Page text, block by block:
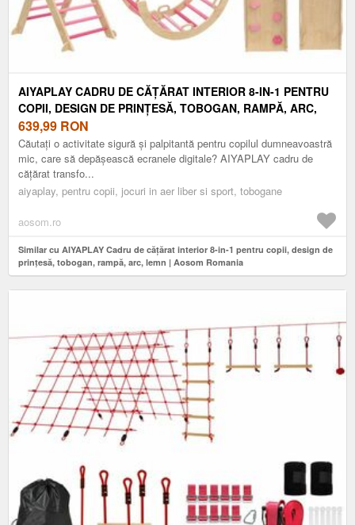
AIYAPLAY CADRU DE CĂȚĂRAT INTERIOR 8-IN-1 PENTRU
COPII, DESIGN DE PRINȚESĂ, TOBOGAN, RAMPĂ, ARC,
LEMN | AOSOM ROMANIA
639,99 RON
Căutați o activitate sigură și palpitantă pentru copilul dumneavoastră
mic, care să depășească ecranele digitale? AIYAPLAY cadru de
cățărat transfo...
aiyaplay, pentru copii, jocuri in aer liber si sport, tobogane
aosom.ro
Similar cu AIYAPLAY Cadru de cățărat interior 8-in-1 pentru copii, design de
prințesă, tobogan, rampă, arc, lemn | Aosom Romania